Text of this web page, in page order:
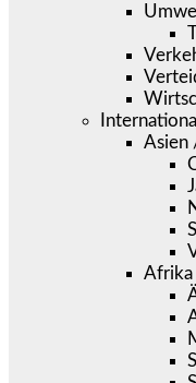
International
Asien
Afrika